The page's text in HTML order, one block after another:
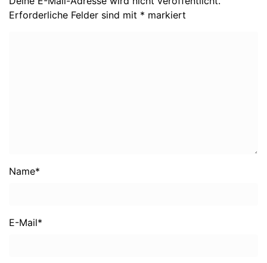
Erforderliche Felder sind mit * markiert
Name*
E-Mail*